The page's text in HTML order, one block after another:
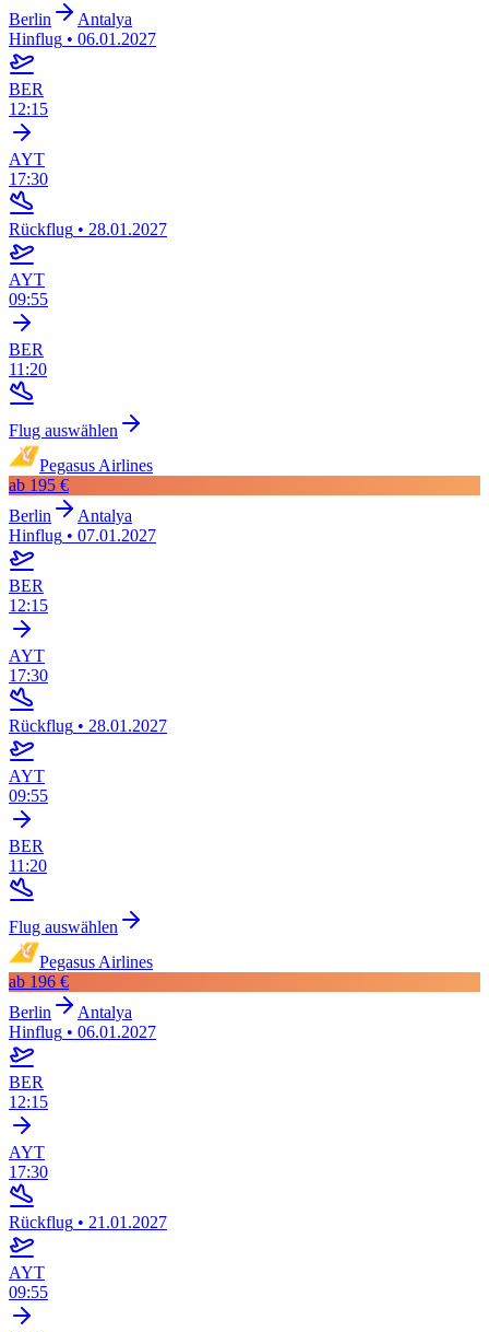
Berlin
Antalya
Hinflug • 06.01.2027
BER
12:15
AYT
17:30
Rückflug • 28.01.2027
AYT
09:55
BER
11:20
Flug auswählen
Pegasus Airlines
ab 195 €
Berlin
Antalya
Hinflug • 07.01.2027
BER
12:15
AYT
17:30
Rückflug • 28.01.2027
AYT
09:55
BER
11:20
Flug auswählen
Pegasus Airlines
ab 196 €
Berlin
Antalya
Hinflug • 06.01.2027
BER
12:15
AYT
17:30
Rückflug • 21.01.2027
AYT
09:55